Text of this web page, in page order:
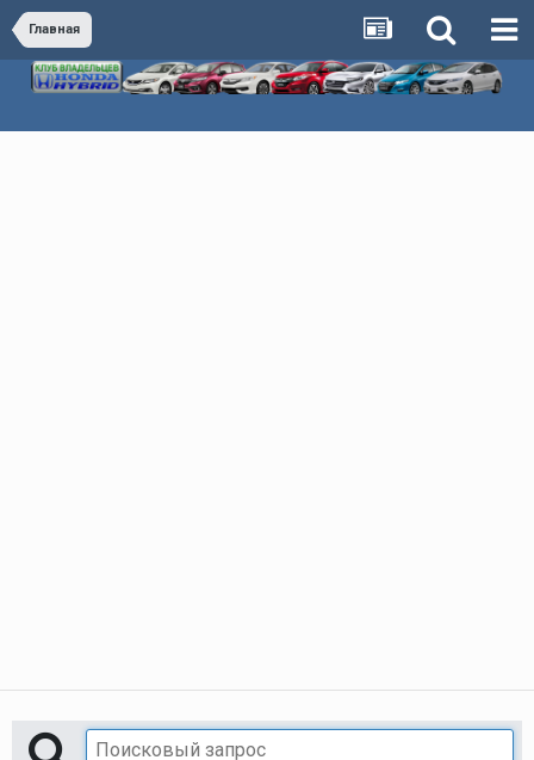
Главная